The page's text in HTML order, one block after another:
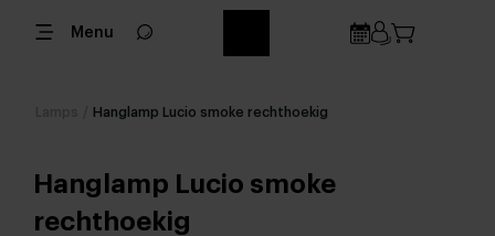
Menu
Hanglamp Lucio smoke rechthoekig
Hanglamp Lucio smoke
rechthoekig